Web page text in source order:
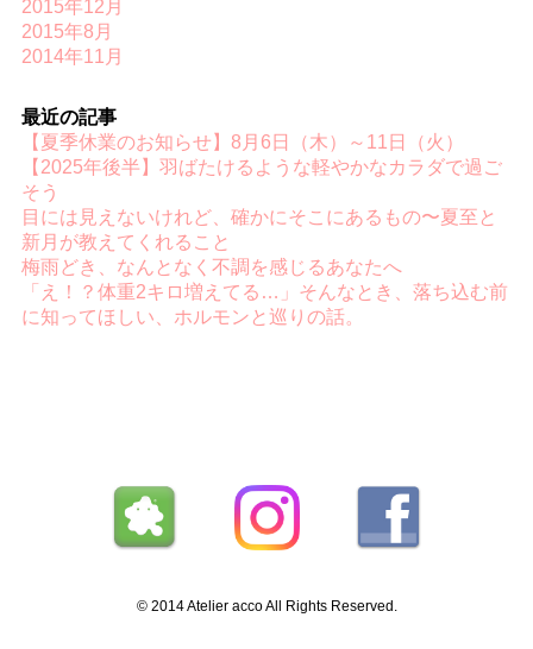
2015年12月
2015年8月
2014年11月
最近の記事
【夏季休業のお知らせ】8月6日（木）～11日（火）
【2025年後半】羽ばたけるような軽やかなカラダで過ご
そう
目には見えないけれど、確かにそこにあるもの〜夏至と
新月が教えてくれること
梅雨どき、なんとなく不調を感じるあなたへ
「え！？体重2キロ増えてる…」そんなとき、落ち込む前
に知ってほしい、ホルモンと巡りの話。
© 2014 Atelier acco All Rights Reserved.